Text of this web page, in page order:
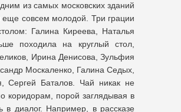
из самых московских зданий
совсем молодой. Три грации
Галина Киреева, Наталья
походила на круглый стол,
Ирина Денисова, Зульфия
Москаленко, Галина Седых,
Сергей Баталов. Чай никак не
коридорам, порой заглядывая в
диалог. Например, в рассказе